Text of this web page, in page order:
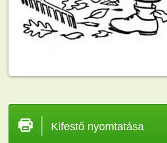
Kifestő nyomtatása